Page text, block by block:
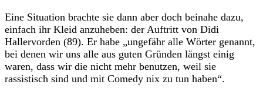
Eine Situation brachte sie dann aber doch beinahe dazu,
einfach ihr Kleid anzuheben: der Auftritt von Didi
Hallervorden (89). Er habe „ungefähr alle Wörter genannt,
bei denen wir uns alle aus guten Gründen längst einig
waren, dass wir die nicht mehr benutzen, weil sie
rassistisch sind und mit Comedy nix zu tun haben“.